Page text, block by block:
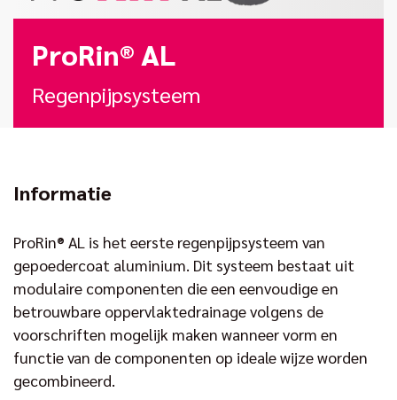
ProRin® AL
Regenpijpsysteem
Informatie
ProRin® AL is het eerste regenpijpsysteem van
gepoedercoat aluminium. Dit systeem bestaat uit
modulaire componenten die een eenvoudige en
betrouwbare oppervlaktedrainage volgens de
voorschriften mogelijk maken wanneer vorm en
functie van de componenten op ideale wijze worden
gecombineerd.